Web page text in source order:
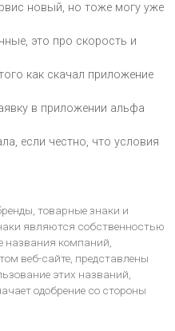
новый, но тоже могу уже
это про скорость и
как скачал приложение
в приложении альфа
если честно, что условия
товарные знаки и
являются собственностью
названия компаний,
веб-сайте, представлены
этих названий,
одобрение со стороны